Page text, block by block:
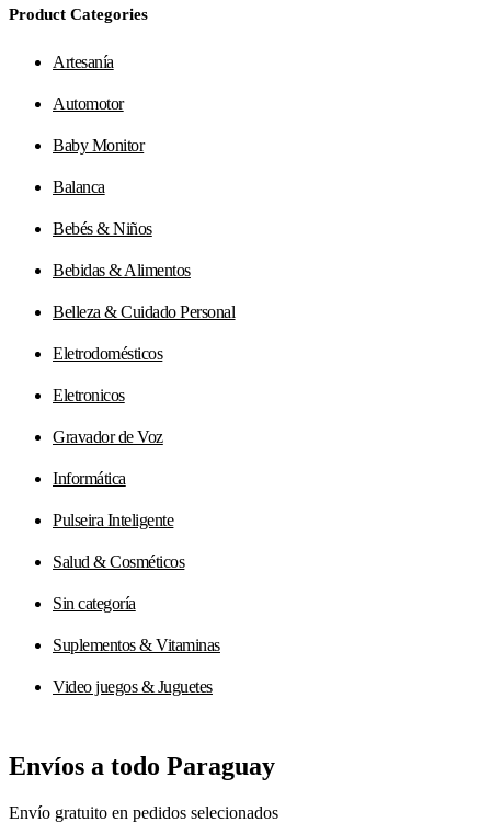
Product Categories
Artesanía
Automotor
Baby Monitor
Balanca
Bebés & Niños
Bebidas & Alimentos
Belleza & Cuidado Personal
Eletrodomésticos
Eletronicos
Gravador de Voz
Informática
Pulseira Inteligente
Salud & Cosméticos
Sin categoría
Suplementos & Vitaminas
Video juegos & Juguetes
Envíos a todo Paraguay
Envío gratuito en pedidos selecionados